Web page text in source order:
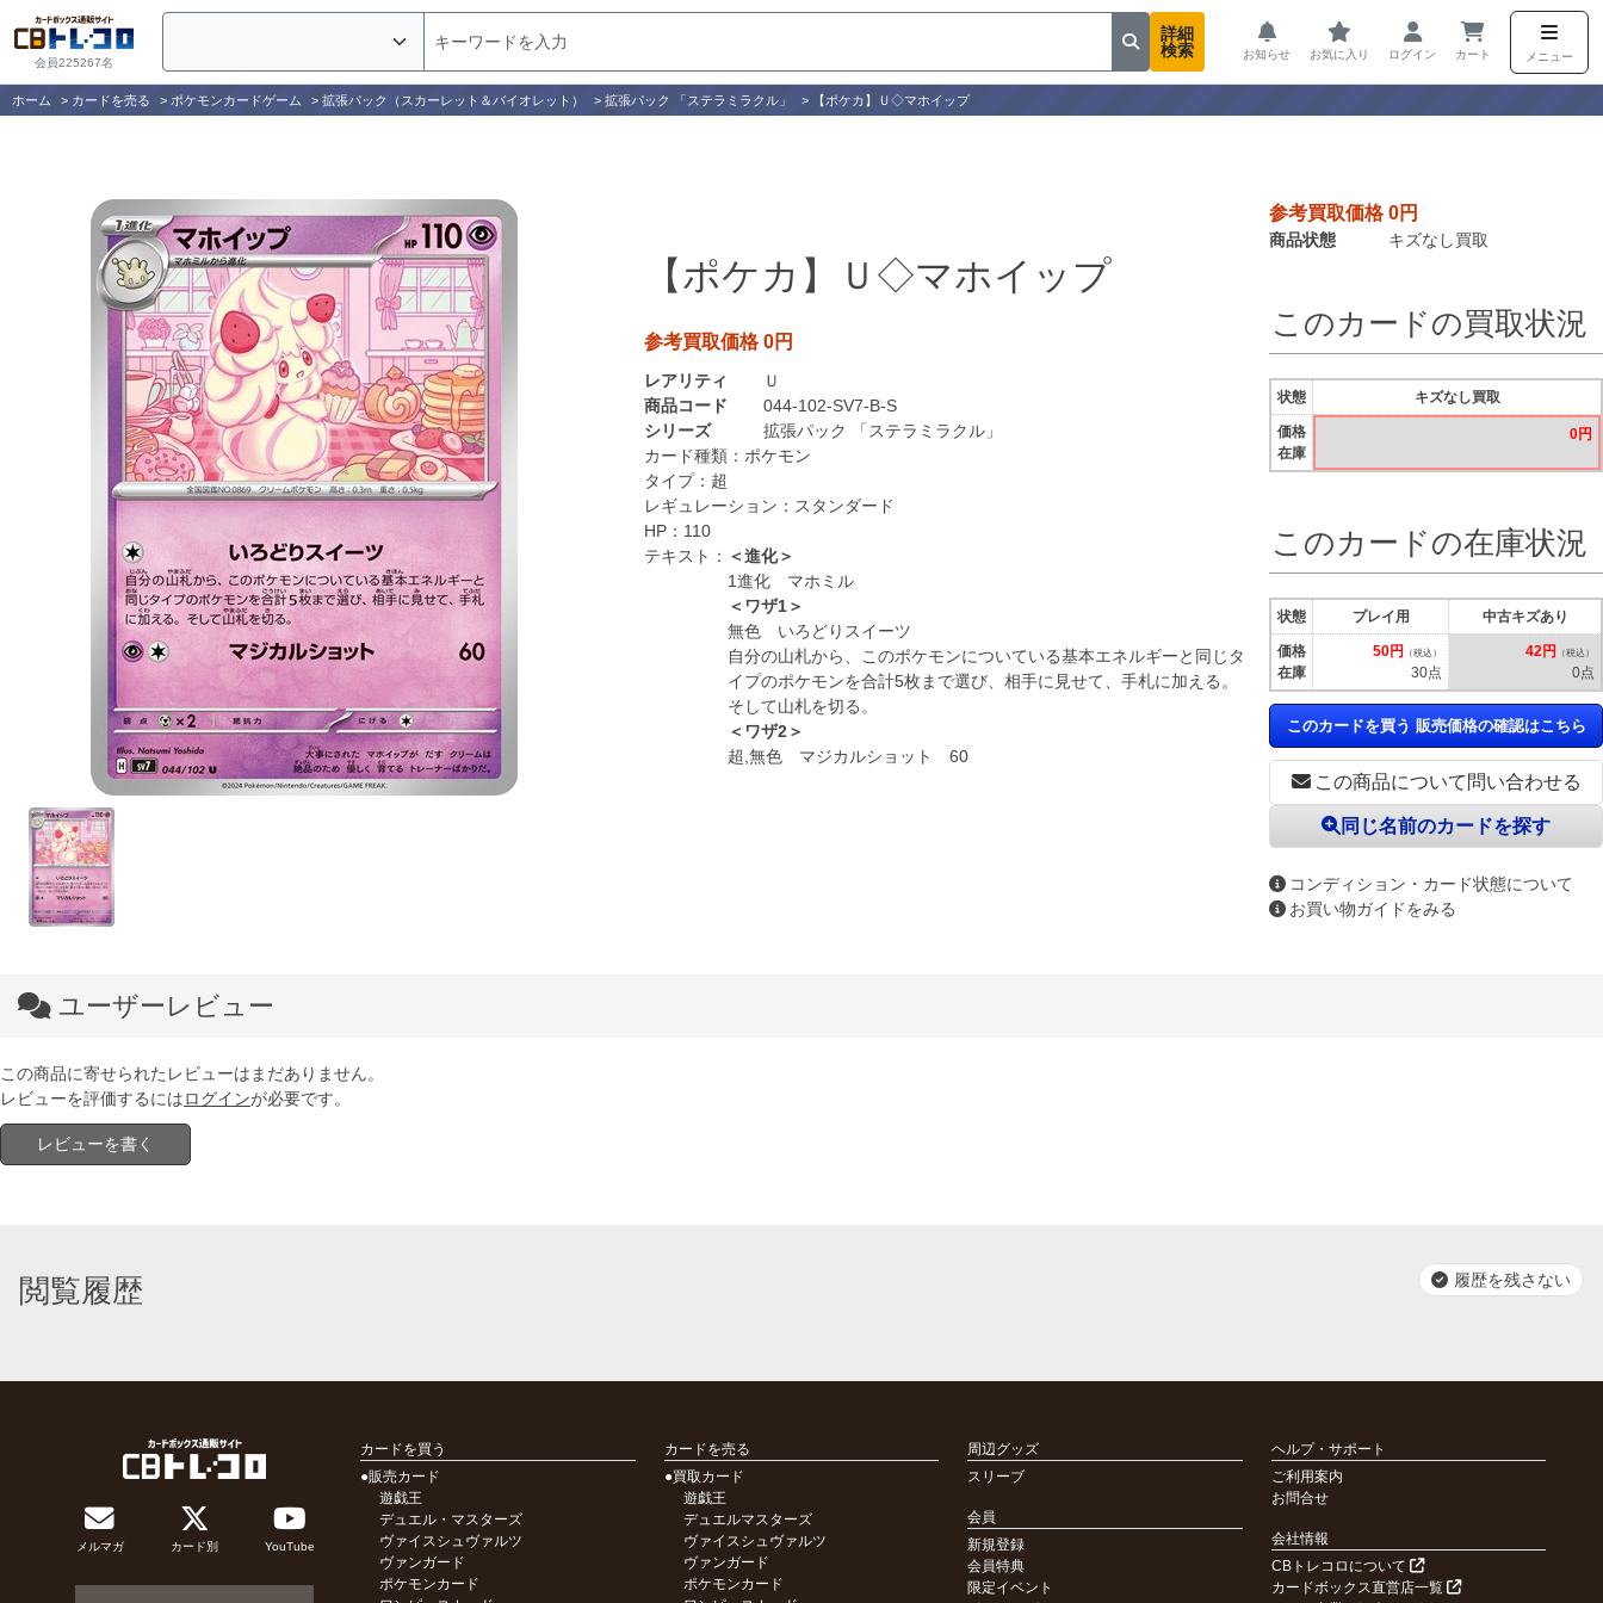
会員225267名
詳細
検索
お知らせ お気に入り ログイン カート メニュー
ホーム > カードを売る > ポケモンカードゲーム > 拡張パック（スカーレット＆バイオレット） > 拡張パック 「ステラミラクル」 > 【ポケカ】Ｕ◇マホイップ
【ポケカ】Ｕ◇マホイップ
参考買取価格 0円
レアリティ
Ｕ
商品コード
044-102-SV7-B-S
シリーズ
拡張パック 「ステラミラクル」
カード種類： ポケモン
タイプ： 超
レギュレーション： スタンダード
HP： 110
テキスト： ＜進化＞
1進化 マホミル
＜ワザ1＞
無色 いろどりスイーツ
自分の山札から、このポケモンについている基本エネルギーと同じタ
イプのポケモンを合計5枚まで選び、相手に見せて、手札に加える。
そして山札を切る。
＜ワザ2＞
超,無色 マジカルショット 60
参考買取価格 0円
商品状態 キズなし買取
この商品について問い合わせる
同じ名前のカードを探す
コンディション・カード状態について
お買い物ガイドをみる
このカードの買取状況
状態
価格
在庫
キズなし買取
0円
このカードの在庫状況
状態
価格
在庫
プレイ用
50円 （税込）
30点
中古キズあり
42円 （税込）
0点
このカードを買う 販売価格の確認はこちら
ユーザーレビュー
この商品に寄せられたレビューはまだありません。
レビューを評価するにはログインが必要です。
レビューを書く
閲覧履歴 履歴を残さない
メルマガ カード別 YouTube
カードを買う
●販売カード
遊戯王
デュエル・マスターズ
ヴァイスシュヴァルツ
ヴァンガード
ポケモンカード
カードを売る
●買取カード
遊戯王
デュエルマスターズ
ヴァイスシュヴァルツ
ヴァンガード
ポケモンカード
周辺グッズ
スリーブ
会員
新規登録
会員特典
限定イベント
ヘルプ・サポート
ご利用案内
お問合せ
会社情報
CBトレコロについて
カードボックス直営店一覧